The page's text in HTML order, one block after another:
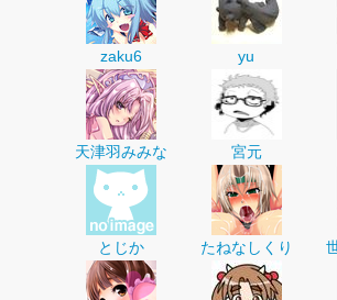
zaku6 yu
天津羽みみな 宮元
とじか たねなしくり